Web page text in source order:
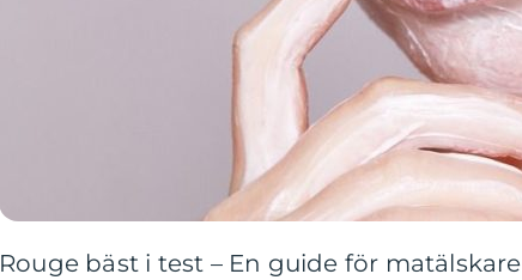
Rouge bäst i test – En guide för matälskare